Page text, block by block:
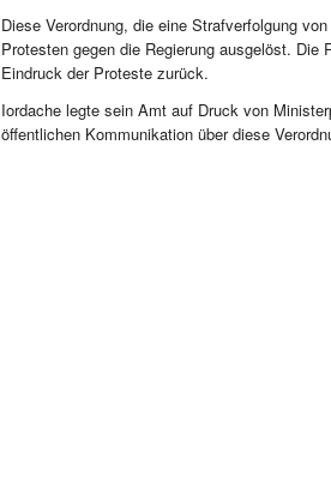
Diese Verordnung, die eine Strafverfolgung
Protesten gegen die Regierung ausgelöst. Die
Eindruck der Proteste zurück.
Iordache legte sein Amt auf Druck von
öffentlichen Kommunikation über diese